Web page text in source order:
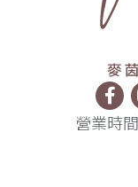
營業時
周